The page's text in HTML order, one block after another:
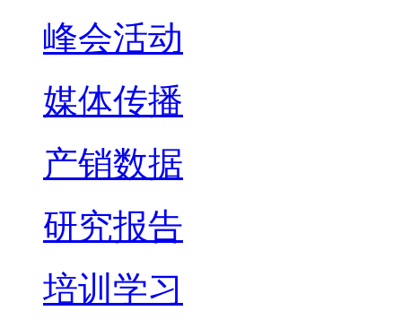
峰会活动
媒体传播
产销数据
研究报告
培训学习